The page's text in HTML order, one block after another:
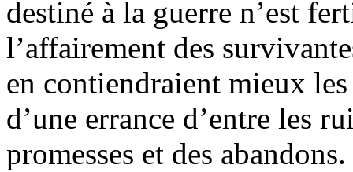
destiné à la guerre n’est
l’affairement des
en contiendraient mieux
d’une errance d’entre les
promesses et des abandons.